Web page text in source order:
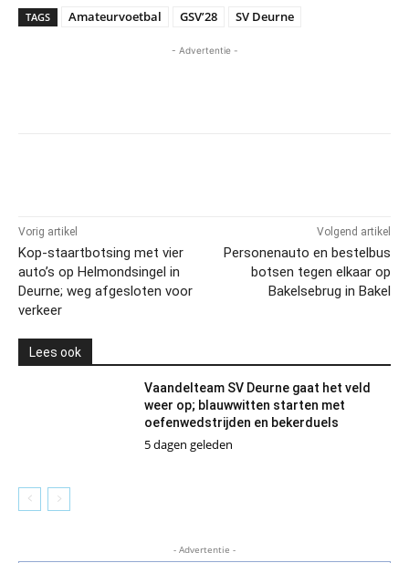
TAGS Amateurvoetbal GSV’28 SV Deurne
- Advertentie -
Vorig artikel
Kop-staartbotsing met vier
auto’s op Helmondsingel in
Deurne; weg afgesloten voor
verkeer
Volgend artikel
Personenauto en bestelbus
botsen tegen elkaar op
Bakelsebrug in Bakel
Lees ook
Vaandelteam SV Deurne gaat het veld
weer op; blauwwitten starten met
oefenwedstrijden en bekerduels
5 dagen geleden
- Advertentie -